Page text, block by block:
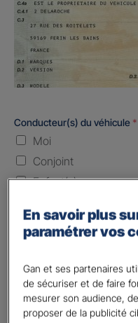
Conducteur(s) du véhicule *
Moi
Conjoint
Enfant(s)
Quand souhaitez-vous être
Vos
Etes-vous déjà client Gan
En savoir plus
paramétrer vos
Gan et ses partenaires
de sécuriser et de faire
mesurer son audience,
proposer de la publicité